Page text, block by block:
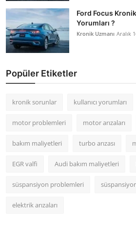
Ford Focus
Yorumları ?
Kronik Uzmanı Aralık
Popüler Etiketler
kronik sorunlar kullanıcı yorumları
motor problemleri motor arızaları
bakım maliyetleri turbo arızası
EGR valfi Audi bakım maliyetleri
süspansiyon problemleri
elektrik arızaları